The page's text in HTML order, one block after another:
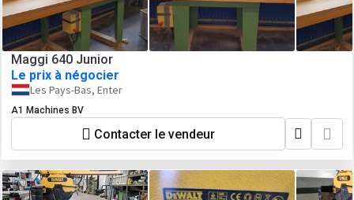
Maggi 640 Junior
Le prix à négocier
Les Pays-Bas, Enter
A1 Machines BV
Contacter le vendeur